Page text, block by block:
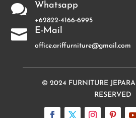
 Whatsapp
+62822-4166-6995
 E-Mail
office.ariffurniture@gmail.com
© 2024 FURNITURE JEPARA
RESERVED